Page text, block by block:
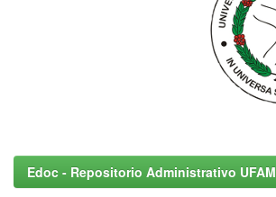
Edoc - Repositorio Administrativo UFAM